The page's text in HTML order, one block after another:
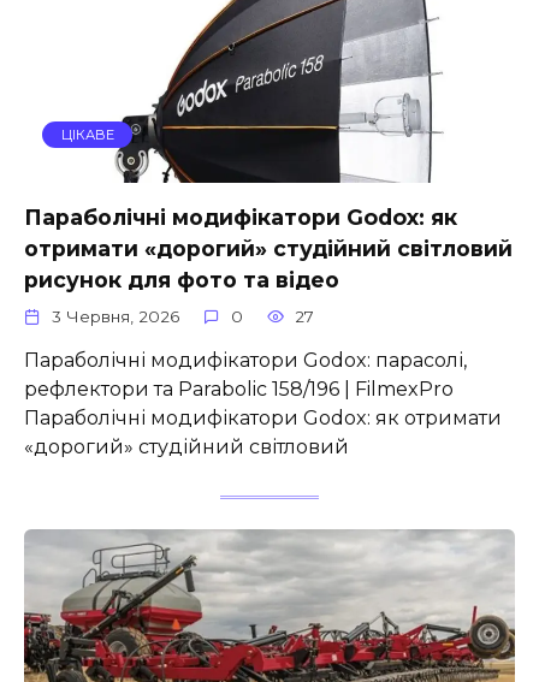
ЦІКАВЕ
Параболічні модифікатори Godox: як
отримати «дорогий» студійний світловий
рисунок для фото та відео
3 Червня, 2026 0 27
Параболічні модифікатори Godox: парасолі,
рефлектори та Parabolic 158/196 | FilmexPro
Параболічні модифікатори Godox: як отримати
«дорогий» студійний світловий